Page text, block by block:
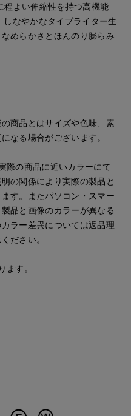
程よい伸縮性を持つ高機能
しなやかなタイプライター生
めらかさとほんのり膨らみ
商品とはサイズや色味、素
なる場合がございます。
際の商品に近いカラーにて
の関係により実際の製品と
す。またパソコン・スマー
品と画像のカラーが異なる
ラー差異については返品理
ださい。
ます。